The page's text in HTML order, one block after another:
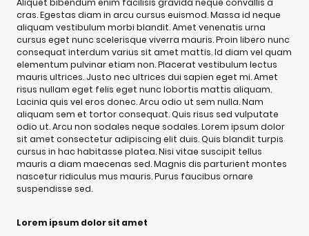
Aliquet bibendum enim facilisis gravida neque convallis a
cras. Egestas diam in arcu cursus euismod. Massa id neque
aliquam vestibulum morbi blandit. Amet venenatis urna
cursus eget nunc scelerisque viverra mauris. Proin libero nunc
consequat interdum varius sit amet mattis. Id diam vel quam
elementum pulvinar etiam non. Placerat vestibulum lectus
mauris ultrices. Justo nec ultrices dui sapien eget mi. Amet
risus nullam eget felis eget nunc lobortis mattis aliquam.
Lacinia quis vel eros donec. Arcu odio ut sem nulla. Nam
aliquam sem et tortor consequat. Quis risus sed vulputate
odio ut. Arcu non sodales neque sodales. Lorem ipsum dolor
sit amet consectetur adipiscing elit duis. Quis blandit turpis
cursus in hac habitasse platea. Nisi vitae suscipit tellus
mauris a diam maecenas sed. Magnis dis parturient montes
nascetur ridiculus mus mauris. Purus faucibus ornare
suspendisse sed.
Lorem ipsum dolor sit amet